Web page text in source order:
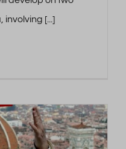
involving [...]